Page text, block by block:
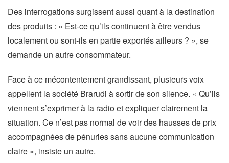
Des interrogations surgissent aussi quant à la destination
des produits : « Est-ce qu’ils continuent à être vendus
localement ou sont-ils en partie exportés ailleurs ? », se
demande un autre consommateur.
Face à ce mécontentement grandissant, plusieurs voix
appellent la société Brarudi à sortir de son silence. « Qu’ils
viennent s’exprimer à la radio et expliquer clairement la
situation. Ce n’est pas normal de voir des hausses de prix
accompagnées de pénuries sans aucune communication
claire », insiste un autre.